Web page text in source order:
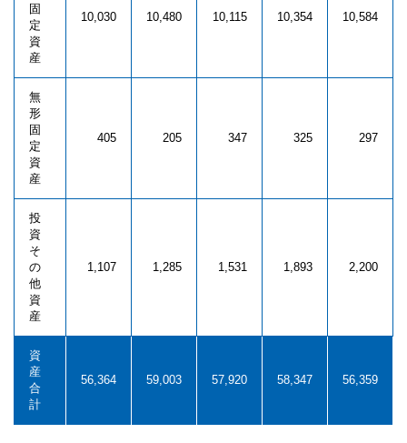
固
定
資
産
10,030 10,480 10,115 10,354 10,584
無
形
固
定
資
産
405 205 347 325 297
投
資
そ
の
他
資
産
1,107 1,285 1,531 1,893 2,200
資
産
合
計
56,364 59,003 57,920 58,347 56,359